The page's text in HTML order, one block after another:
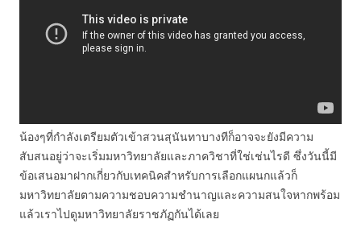
น้องๆที่กำลังเตรียมตัวเข้าสวนสุนันทาบางทีก็อาจจะยังมีความ
สับสนอยู่ว่าจะเริ่มมหาวิทยาลัยและภาควิชาที่ใช่เช่นไรดี ซึ่งวันนี้มี
ข้อเสนอมาฝากเกี่ยวกับเทคนิคสำหรับการเลือกแผนกแล้วก็
มหาวิทยาลัยตามความชอบความชำนาญและความสนใจหากพร้อม
แล้วเราไปดูมหาวิทยาลัยราชภัฏกันได้เลย